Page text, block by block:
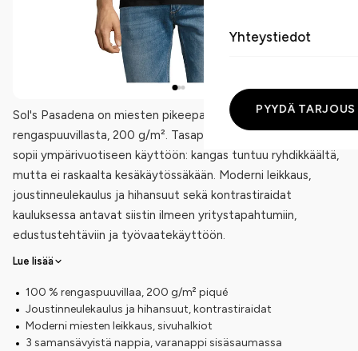
Yhteystiedot
PYYDÄ TARJOUS
Sol's Pasadena on miesten pikeepaita 100 %
rengaspuuvillasta, 200 g/m². Tasapainoinen materiaalipaino
sopii ympärivuotiseen käyttöön: kangas tuntuu ryhdikkäältä,
mutta ei raskaalta kesäkäytössäkään. Moderni leikkaus,
joustinneulekaulus ja hihansuut sekä kontrastiraidat
kauluksessa antavat siistin ilmeen yritystapahtumiin,
edustustehtäviin ja työvaatekäyttöön.
Lue lisää
100 % rengaspuuvillaa, 200 g/m² piqué
Joustinneulekaulus ja hihansuut, kontrastiraidat
Moderni miesten leikkaus, sivuhalkiot
3 samansävyistä nappia, varanappi sisäsaumassa